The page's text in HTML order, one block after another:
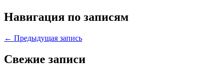
Навигация по записям
← Предыдущая запись
Свежие записи